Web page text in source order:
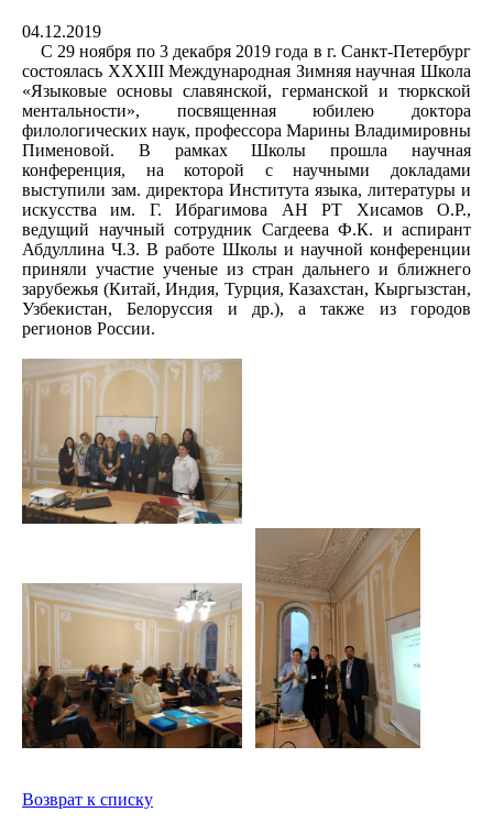
04.12.2019
С 29 ноября по 3 декабря 2019 года в г. Санкт-Петербург
состоялась ХХХIII Международная Зимняя научная Школа
«Языковые основы славянской, германской и тюркской
ментальности», посвященная юбилею доктора
филологических наук, профессора Марины Владимировны
Пименовой. В рамках Школы прошла научная
конференция, на которой с научными докладами
выступили зам. директора Института языка, литературы и
искусства им. Г. Ибрагимова АН РТ Хисамов О.Р.,
ведущий научный сотрудник Сагдеева Ф.К. и аспирант
Абдуллина Ч.З. В работе Школы и научной конференции
приняли участие ученые из стран дальнего и ближнего
зарубежья (Китай, Индия, Турция, Казахстан, Кыргызстан,
Узбекистан, Белоруссия и др.), а также из городов
регионов России.
Возврат к списку